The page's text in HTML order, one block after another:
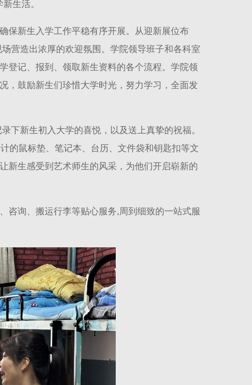
生活。
保新生入学工作平稳有序开展。从迎新展位布
营造出浓厚的欢迎氛围。学院领导班子和各科室
登记、报到、领取新生资料的各个流程。学院领
，鼓励新生们珍惜大学时光，努力学习，全面发
下新生初入大学的喜悦，以及送上真挚的祝福。
的鼠标垫、笔记本、台历、文件袋和钥匙扣等文
新生感受到艺术师生的风采，为他们开启崭新的
咨询、搬运行李等贴心服务,周到细致的一站式服